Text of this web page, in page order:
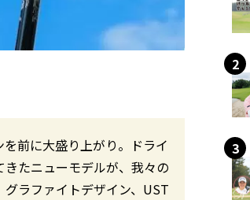
前に大盛り上がり。ドライ
たニューモデルが、我々の
ラファイトデザイン、UST